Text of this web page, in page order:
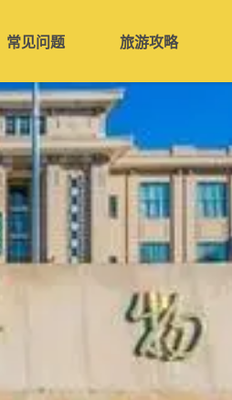
常见问题 旅游攻略